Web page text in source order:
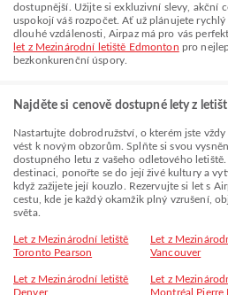
dostupnější. Užijte si exkluzivní slevy, akční
uspokojí váš rozpočet. Ať už plánujete
dlouhé vzdálenosti, Airpaz má pro vás
let z Mezinárodní letiště Edmonton pro
bezkonkurenční úspory.
Najděte si cenově dostupné lety z
Nastartujte dobrodružství, o kterém jste
vést k novým obzorům. Splňte si svou
dostupného letu z vašeho odletového
destinaci, ponořte se do její živé kultury a
když zažijete její kouzlo. Rezervujte si let s
cestu, kde je každý okamžik plný vzrušení,
světa.
Let z Mezinárodní letiště
Toronto Pearson
Let z
Vancouver
Let z Mezinárodní letiště
Denver
Let z
Montréal Pierre